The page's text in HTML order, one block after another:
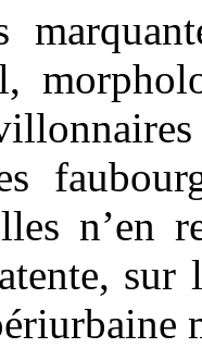
n’en
sur